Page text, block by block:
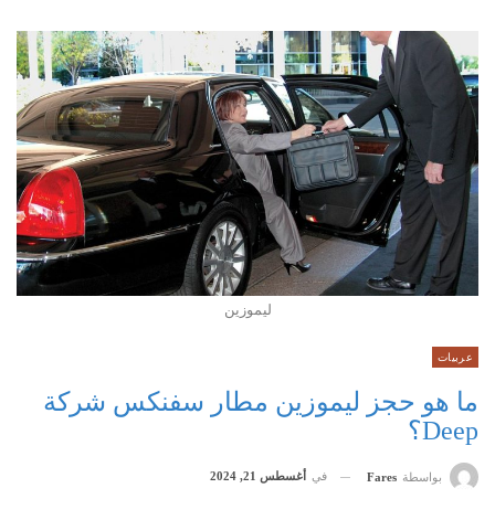
ليموزين
عربيات
ما هو حجز ليموزين مطار سفنكس شركة
Deep؟
بواسطة Fares في أغسطس 21, 2024